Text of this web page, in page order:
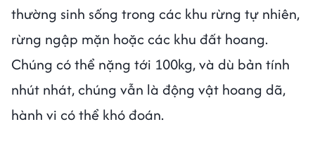
thường sinh sống trong các khu rừng tự nhiên,
rừng ngập mặn hoặc các khu đất hoang.
Chúng có thể nặng tới 100kg, và dù bản tính
nhút nhát, chúng vẫn là động vật hoang dã,
hành vi có thể khó đoán.